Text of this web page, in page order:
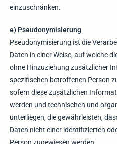
einzuschränken.
e) Pseudonymisierung
Pseudonymisierung ist die
Daten in einer Weise, auf welche
ohne Hinzuziehung zusätzlicher
spezifischen betroffenen Person
sofern diese zusätzlichen
werden und technischen und
unterliegen, die gewährleisten,
Daten nicht einer identifizierten